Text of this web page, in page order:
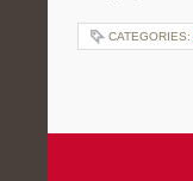
CATEGORIES: